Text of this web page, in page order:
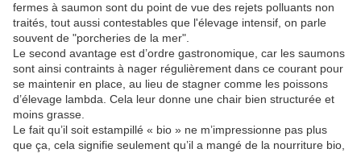
fermes à saumon sont du point de vue des rejets polluants non
traités, tout aussi contestables que l'élevage intensif, on parle
souvent de "porcheries de la mer".
Le second avantage est d’ordre gastronomique, car les saumons
sont ainsi contraints à nager régulièrement dans ce courant pour
se maintenir en place, au lieu de stagner comme les poissons
d’élevage lambda. Cela leur donne une chair bien structurée et
moins grasse.
Le fait qu’il soit estampillé « bio » ne m’impressionne pas plus
que ça, cela signifie seulement qu’il a mangé de la nourriture bio,